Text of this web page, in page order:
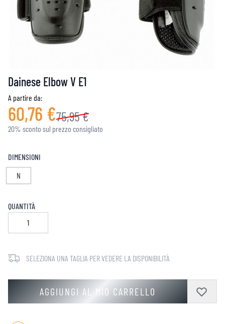
Dainese Elbow V E1
A partire da:
60,76 €75,95 €
20% sconto sul prezzo consigliato
DIMENSIONI
N
QUANTITÀ
SELEZIONA UNA TAGLIA PER VEDERE LA DISPONIBILITÀ
AGGIUNGI AL MIO CARRELLO